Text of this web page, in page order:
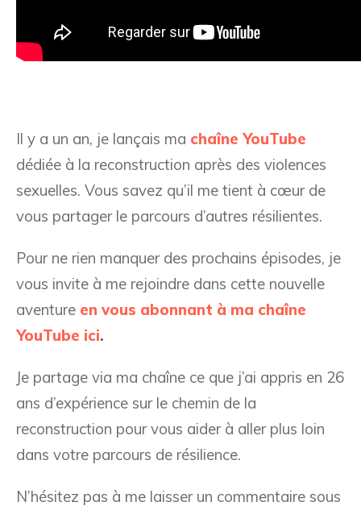
Il y a un an, je lançais ma chaîne YouTube
dédiée à la reconstruction après des violences
sexuelles. Vous savez qu’il me tient à cœur de
vous partager le parcours d’autres résilientes.
Pour ne rien manquer des prochains épisodes, je
vous invite à me rejoindre dans cette nouvelle
aventure en vous abonnant à ma chaîne
YouTube ici.
Je partage via ma chaîne ce que j’ai appris en 26
ans d’expérience sur le chemin de la
reconstruction pour vous aider à aller plus loin
dans votre parcours de résilience.
N’hésitez pas à me laisser un commentaire sous